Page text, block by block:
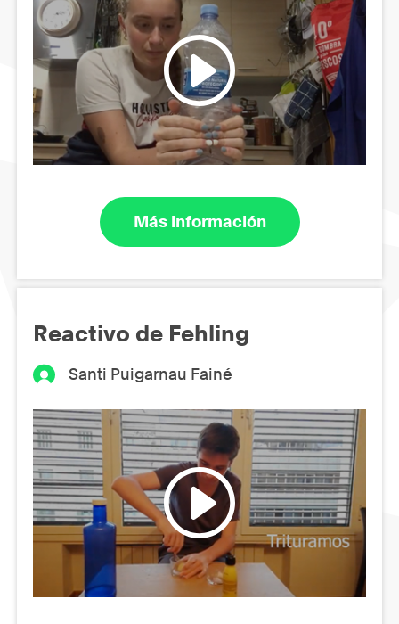
Más información
Reactivo de Fehling
Santi Puigarnau Fainé